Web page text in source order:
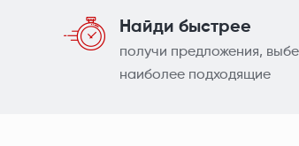
Найди быстрее
получи предложения,
наиболее подходящие